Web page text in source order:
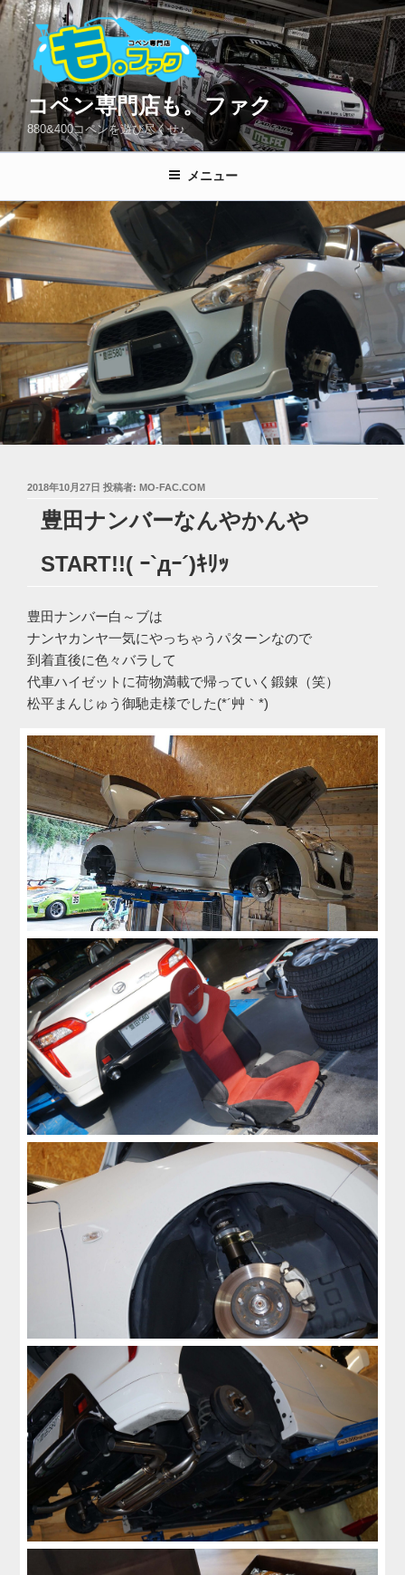
コ
ン
へ
プ
コペン専門店も。ファク
880&400コペンを遊び尽くせ♪
メニュー
投
2018年10月27日 投稿者: MO-FAC.COM
豊田ナンバーなんやかんや
START!!( ｰ`дｰ´)ｷﾘｯ
豊田ナンバー白～ブは
ナンヤカンヤ一気にやっちゃうパターンなので
到着直後に色々バラして
代車ハイゼットに荷物満載で帰っていく鍛錬（笑）
松平まんじゅう御馳走様でした(*´艸｀*)